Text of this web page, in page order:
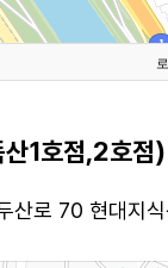
1호점,2호점)
산로 70 현대지